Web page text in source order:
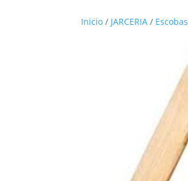
Inicio / JARCERIA / Escobas